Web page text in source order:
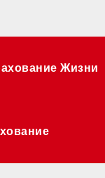
Жизни